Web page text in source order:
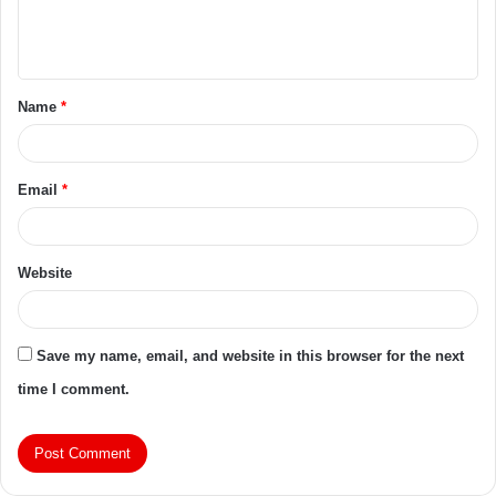
Name *
Email *
Website
Save my name, email, and website in this browser for the next
time I comment.